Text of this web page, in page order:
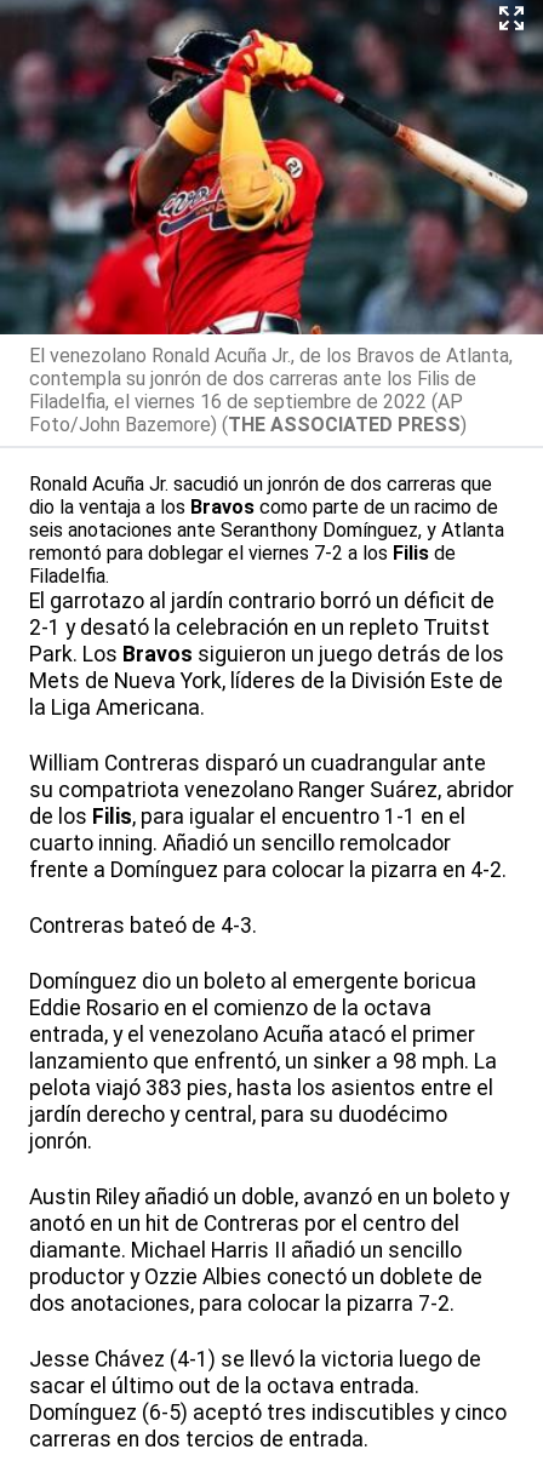
El venezolano Ronald Acuña Jr., de los Bravos de Atlanta,
contempla su jonrón de dos carreras ante los Filis de
Filadelfia, el viernes 16 de septiembre de 2022 (AP
Foto/John Bazemore) (THE ASSOCIATED PRESS)
Ronald Acuña Jr. sacudió un jonrón de dos carreras que
dio la ventaja a los Bravos como parte de un racimo de
seis anotaciones ante Seranthony Domínguez, y Atlanta
remontó para doblegar el viernes 7-2 a los Filis de
Filadelfia.
El garrotazo al jardín contrario borró un déficit de
2-1 y desató la celebración en un repleto Truitst
Park. Los Bravos siguieron un juego detrás de los
Mets de Nueva York, líderes de la División Este de
la Liga Americana.
William Contreras disparó un cuadrangular ante
su compatriota venezolano Ranger Suárez, abridor
de los Filis, para igualar el encuentro 1-1 en el
cuarto inning. Añadió un sencillo remolcador
frente a Domínguez para colocar la pizarra en 4-2.
Contreras bateó de 4-3.
Domínguez dio un boleto al emergente boricua
Eddie Rosario en el comienzo de la octava
entrada, y el venezolano Acuña atacó el primer
lanzamiento que enfrentó, un sinker a 98 mph. La
pelota viajó 383 pies, hasta los asientos entre el
jardín derecho y central, para su duodécimo
jonrón.
Austin Riley añadió un doble, avanzó en un boleto y
anotó en un hit de Contreras por el centro del
diamante. Michael Harris II añadió un sencillo
productor y Ozzie Albies conectó un doblete de
dos anotaciones, para colocar la pizarra 7-2.
Jesse Chávez (4-1) se llevó la victoria luego de
sacar el último out de la octava entrada.
Domínguez (6-5) aceptó tres indiscutibles y cinco
carreras en dos tercios de entrada.